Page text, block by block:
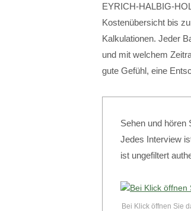
EYRICH-HALBIG-
Kostenübersicht bis
Kalkulationen. Jeder
und mit welchem
gute Gefühl, eine
Sehen und hören
Jedes Interview
ist ungefiltert
Bei Klick öffnen Sie